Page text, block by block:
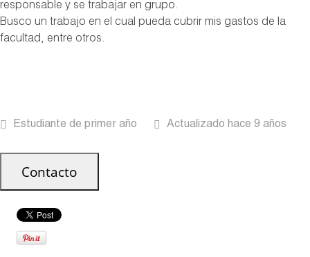
responsable y se trabajar en grupo.
Busco un trabajo en el cual pueda cubrir mis gastos de la
facultad, entre otros.
Estudiante de primer año Actualizado hace 9 años